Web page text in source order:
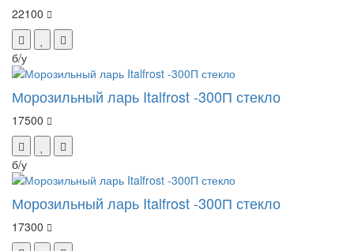
22100
б/у
Морозильный ларь Italfrost -300П стекло
17500
б/у
Морозильный ларь Italfrost -300П стекло
17300